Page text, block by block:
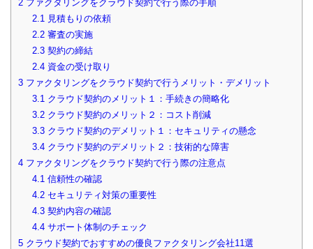
2 ファクタリングをクラウド契約で行う際の手順
2.1 見積もりの依頼
2.2審査の実施
2.3契約の締結
2.4資金の受け取り
3 ファクタリングをクラウド契約で行うメリット・デメリット
3.1 クラウド契約のメリット１：手続きの簡略化
3.2クラウド契約のメリット２：コスト削減
3.3クラウド契約のデメリット１：セキュリティの懸念
3.4クラウド契約のデメリット２：技術的な障害
4 ファクタリングをクラウド契約で行う際の注意点
4.1 信頼性の確認
4.2セキュリティ対策の重要性
4.3契約内容の確認
4.4サポート体制のチェック
5 クラウド契約でおすすめの優良ファクタリング会社11選